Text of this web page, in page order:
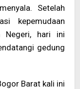
Setelah
kepemudaan
Negeri, hari ini
gedung
Barat kali ini